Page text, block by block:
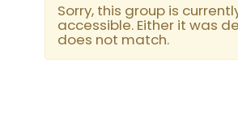
Sorry, this group is
accessible. Either it was
does not match.